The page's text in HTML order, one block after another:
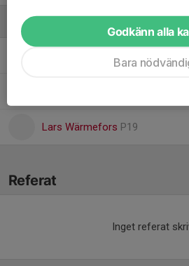
Ledare
Paula Lundkvist Eiremo
Lars Wärmefors P19
Referat
Inget referat
Godkänn alla
Bara